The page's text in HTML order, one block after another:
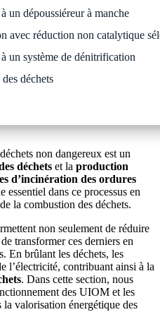
un dépoussiéreur à manche
avec réduction non catalytique
un système de dénitrification
déchets
non dangereux est un
déchets et la production
d’incinération des ordures
dans ce processus en
la combustion des déchets.
non seulement de réduire
transformer ces derniers en
En brûlant les déchets, les
l’électricité, contribuant ainsi à la
. Dans cette section, nous
des UIOM et les
valorisation énergétique des